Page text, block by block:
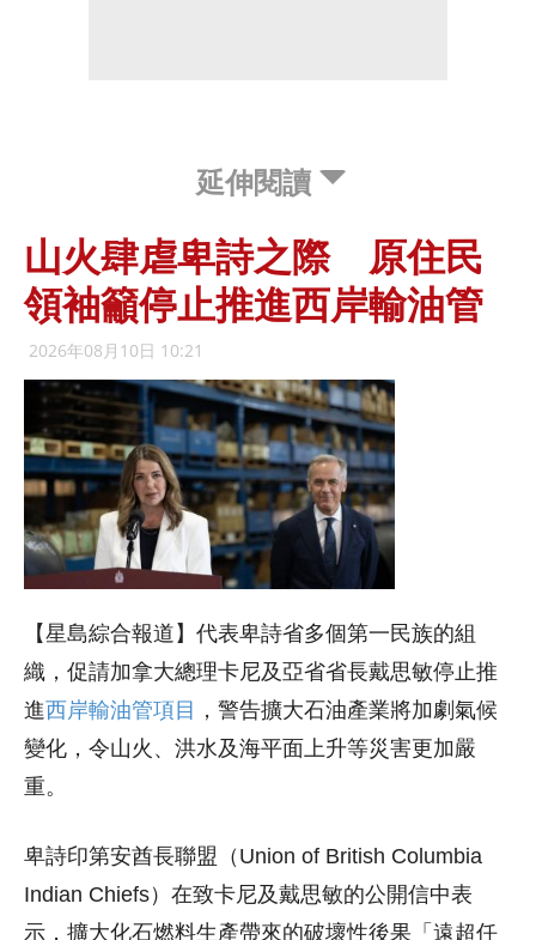
延伸閱讀
山火肆虐卑詩之際 原住民
領袖籲停止推進西岸輸油管
2026年08月10日 10:21
【星島綜合報道】代表卑詩省多個第一民族的組
織，促請加拿大總理卡尼及亞省省長戴思敏停止推
進西岸輸油管項目 ，警告擴大石油產業將加劇氣候
變化，令山火、洪水及海平面上升等災害更加嚴
重。
卑詩印第安酋長聯盟（Union of British Columbia
Indian Chiefs）在致卡尼及戴思敏的公開信中表
示，擴大化石燃料生產帶來的破壞性後果「遠超任